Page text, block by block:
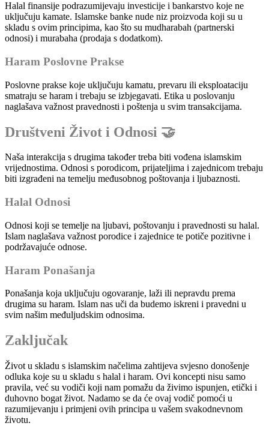
Halal finansije podrazumijevaju investicije i bankarstvo koje ne
uključuju kamate. Islamske banke nude niz proizvoda koji su u
skladu s ovim principima, kao što su mudharabah (partnerski
odnosi) i murabaha (prodaja s dodatkom).
Haram Poslovne Prakse
Poslovne prakse koje uključuju kamatu, prevaru ili eksploataciju
smatraju se haram i trebaju se izbjegavati. Etika u poslovanju
naglašava važnost pravednosti i poštenja u svim transakcijama.
Društveni Život i Odnosi 🤝
Naša interakcija s drugima također treba biti vođena islamskim
vrijednostima. Odnosi s porodicom, prijateljima i zajednicom trebaju
biti izgrađeni na temelju međusobnog poštovanja i ljubaznosti.
Halal Odnosi
Odnosi koji se temelje na ljubavi, poštovanju i pravednosti su halal.
Islam naglašava važnost porodice i zajednice te potiče pozitivne i
podržavajuće odnose.
Haram Ponašanja
Ponašanja koja uključuju ogovaranje, laži ili nepravdu prema
drugima su haram. Islam nas uči da budemo iskreni i pravedni u
svim našim međuljudskim odnosima.
Zaključak
Život u skladu s islamskim načelima zahtijeva svjesno donošenje
odluka koje su u skladu s halal i haram. Ovi koncepti nisu samo
pravila, već su vodiči koji nam pomažu da živimo ispunjen, etički i
duhovno bogat život. Nadamo se da će ovaj vodič pomoći u
razumijevanju i primjeni ovih principa u vašem svakodnevnom
životu.